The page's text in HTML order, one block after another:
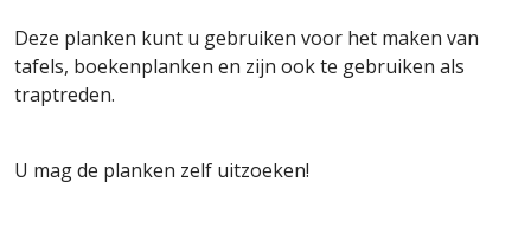
Deze planken kunt u gebruiken voor het maken van
tafels, boekenplanken en zijn ook te gebruiken als
traptreden.
U mag de planken zelf uitzoeken!